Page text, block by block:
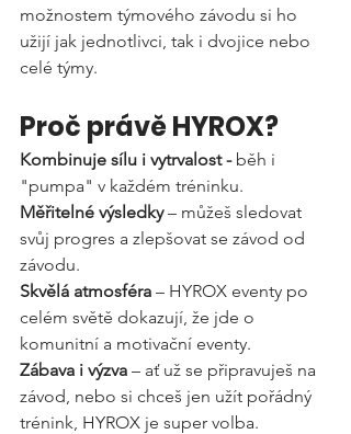
možnostem týmového závodu si ho
užijí jak jednotlivci, tak i dvojice nebo
celé týmy.
Proč právě HYROX?
Kombinuje sílu i vytrvalost - běh i
"pumpa" v každém tréninku.
Měřitelné výsledky – můžeš sledovat
svůj progres a zlepšovat se závod od
závodu.
Skvělá atmosféra – HYROX eventy po
celém světě dokazují, že jde o
komunitní a motivační eventy.
Zábava i výzva – ať už se připravuješ na
závod, nebo si chceš jen užít pořádný
trénink, HYROX je super volba.